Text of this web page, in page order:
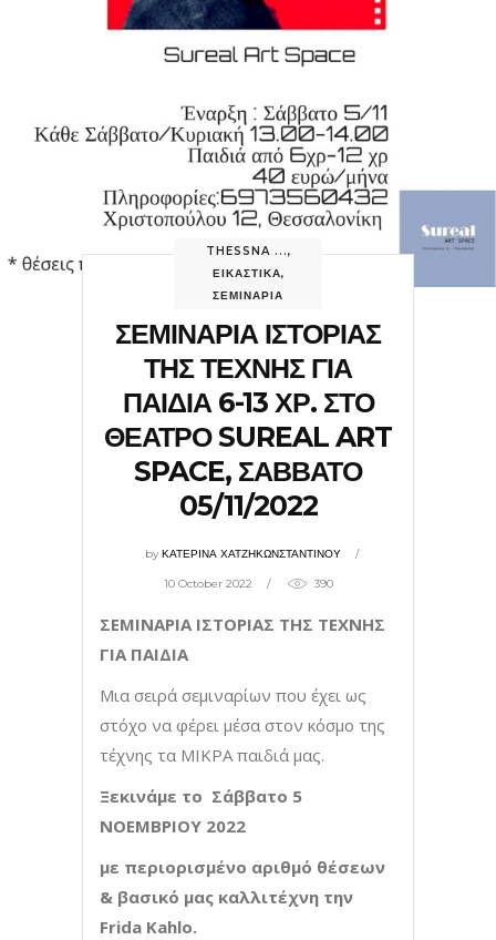
THESSNA ...,
ΕΙΚΑΣΤΙΚΑ,
ΣΕΜΙΝΑΡΙΑ
ΣΕΜΙΝΑΡΙΑ ΙΣΤΟΡΙΑΣ
ΤΗΣ ΤΕΧΝΗΣ ΓΙΑ
ΠΑΙΔΙΑ 6-13 ΧΡ. ΣΤΟ
ΘΕΑΤΡΟ SUREAL ART
SPACE, ΣΑΒΒΑΤΟ
05/11/2022
byΚΑΤΕΡΙΝΑ ΧΑΤΖΗΚΩΝΣΤΑΝΤΙΝΟΥ
10 October 2022 390
ΣΕΜΙΝΑΡΙΑ ΙΣΤΟΡΙΑΣ ΤΗΣ ΤΕΧΝΗΣ
ΓΙΑ ΠΑΙΔΙΑ
Μια σειρά σεμιναρίων που έχει ως
στόχο να φέρει μέσα στον κόσμο της
τέχνης τα ΜΙΚΡΑ παιδιά μας.
Ξεκινάμε το Σάββατο 5
ΝΟΕΜΒΡΙΟΥ 2022
με περιορισμένο αριθμό θέσεων
& βασικό μας καλλιτέχνη την
Frida Kahlo.